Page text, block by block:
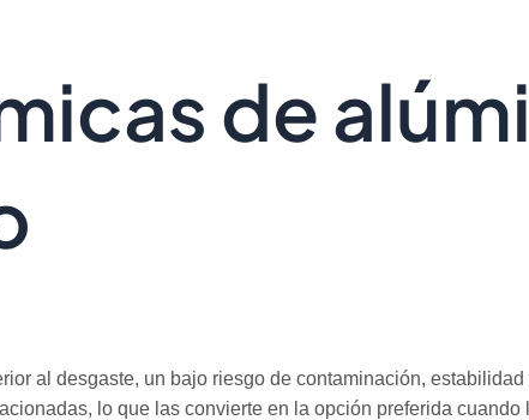
de
al desgaste, un bajo riesgo de contaminación,
lo que las convierte en la opción preferida cuando